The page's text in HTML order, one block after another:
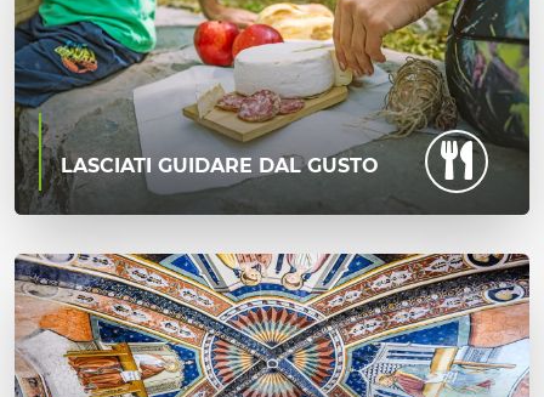
LASCIATI GUIDARE DAL GUSTO